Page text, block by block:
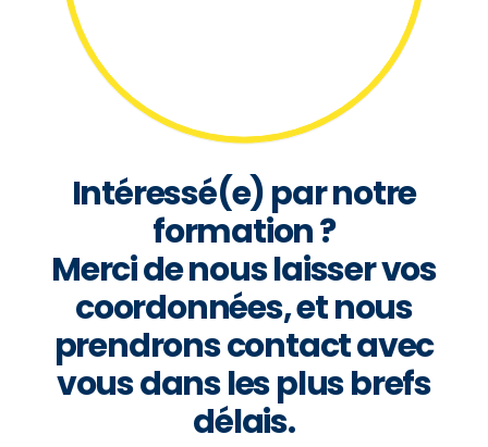
Intéressé(e) par notre
formation ?
Merci de nous laisser vos
coordonnées, et nous
prendrons contact avec
vous dans les plus brefs
délais.